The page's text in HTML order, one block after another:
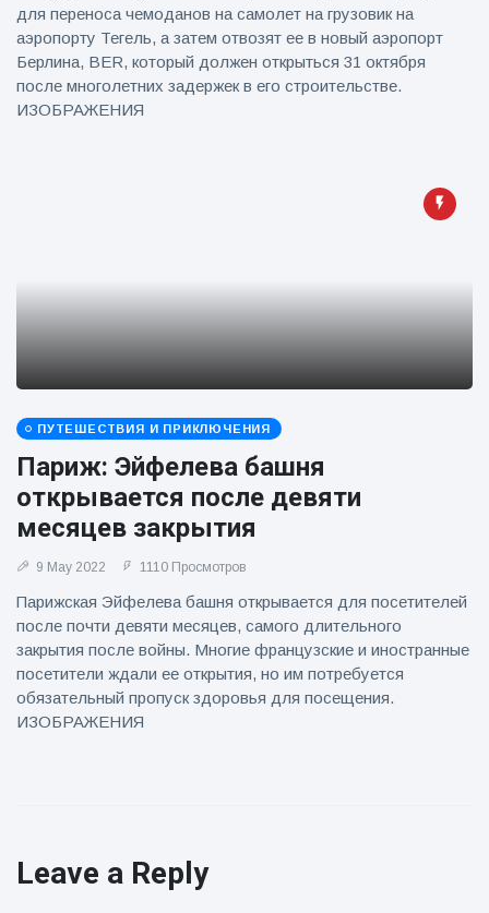
для переноса чемоданов на самолет на грузовик на
аэропорту Тегель, а затем отвозят ее в новый аэропорт
Берлина, BER, который должен открыться 31 октября
после многолетних задержек в его строительстве.
ИЗОБРАЖЕНИЯ
ПУТЕШЕСТВИЯ И ПРИКЛЮЧЕНИЯ
Париж: Эйфелева башня
открывается после девяти
месяцев закрытия
9 May 2022 1110 Просмотров
Парижская Эйфелева башня открывается для посетителей
после почти девяти месяцев, самого длительного
закрытия после войны. Многие французские и иностранные
посетители ждали ее открытия, но им потребуется
обязательный пропуск здоровья для посещения.
ИЗОБРАЖЕНИЯ
Leave a Reply